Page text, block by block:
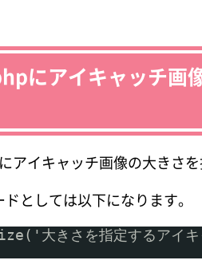
にアイキャッチ画
イキャッチ画像の大きさを
としては以下になります。
大きさを指定するアイ